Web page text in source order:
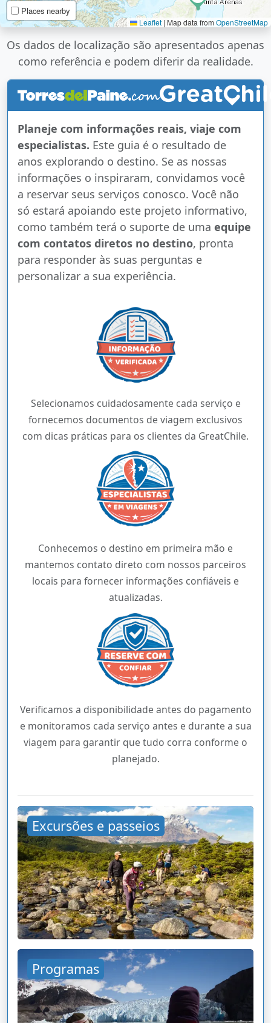
Places nearby
Leaflet | Map data from OpenStreetMap
Os dados de localização são apresentados apenas
como referência e podem diferir da realidade.
Planeje com informações reais, viaje com
especialistas. Este guia é o resultado de
anos explorando o destino. Se as nossas
informações o inspiraram, convidamos você
a reservar seus serviços conosco. Você não
só estará apoiando este projeto informativo,
como também terá o suporte de uma equipe
com contatos diretos no destino, pronta
para responder às suas perguntas e
personalizar a sua experiência.
Selecionamos cuidadosamente cada serviço e
fornecemos documentos de viagem exclusivos
com dicas práticas para os clientes da GreatChile.
Conhecemos o destino em primeira mão e
mantemos contato direto com nossos parceiros
locais para fornecer informações confiáveis e
atualizadas.
Verificamos a disponibilidade antes do pagamento
e monitoramos cada serviço antes e durante a sua
viagem para garantir que tudo corra conforme o
planejado.
Excursões e passeios
Programas